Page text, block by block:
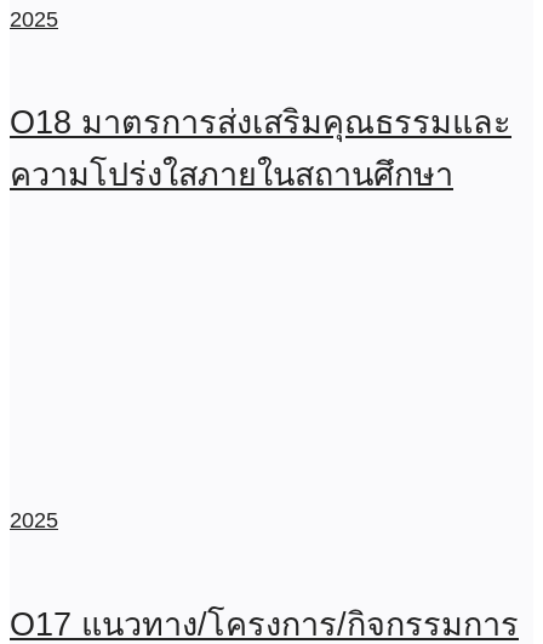
2025
O18 มาตรการส่งเสริมคุณธรรมและ
ความโปร่งใสภายในสถานศึกษา
2025
O17 แนวทาง/โครงการ/กิจกรรมการ